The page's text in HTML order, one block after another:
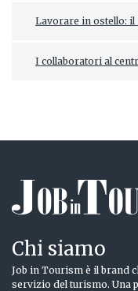
Lavorare in ostello: il
I collaboratori al
Chi siamo
Job in Tourism è il brand
servizio del turismo. Una